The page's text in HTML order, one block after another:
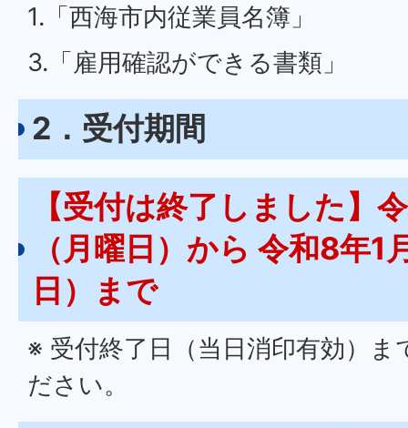
1.「西海市内従業員名簿」
3.「雇用確認ができる書類」
2．受付期間
【受付は終了しました】
（月曜日）から 令和8年1
日）まで
※ 受付終了日（当日消印有効）ま
ださい。